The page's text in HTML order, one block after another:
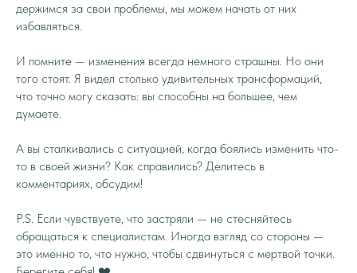
держимся за свои проблемы, мы можем начать от них
избавляться.
И помните — изменения всегда немного страшны. Но они
того стоят. Я видел столько удивительных трансформаций,
что точно могу сказать: вы способны на большее, чем
думаете.
А вы сталкивались с ситуацией, когда боялись изменить что-
то в своей жизни? Как справились? Делитесь в
комментариях, обсудим!
P.S. Если чувствуете, что застряли — не стесняйтесь
обращаться к специалистам. Иногда взгляд со стороны —
это именно то, что нужно, чтобы сдвинуться с мертвой точки.